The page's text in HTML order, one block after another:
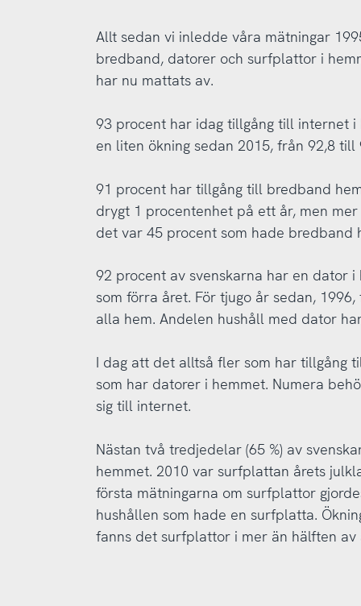
Allt sedan vi inledde våra mätningar
bredband, datorer och surfplattor i
har nu mattats av.
93 procent har idag tillgång till internet i
en liten ökning sedan 2015, från 92,8 till
91 procent har tillgång till bredband
drygt 1 procentenhet på ett år, men
det var 45 procent som hade bredband
92 procent av svenskarna har en dator
som förra året. För tjugo år sedan,
alla hem. Andelen hushåll med dator
I dag att det alltså fler som har tillgång
som har datorer i hemmet. Numera
sig till internet.
Nästan två tredjedelar (65 %) av
hemmet. 2010 var surfplattan årets
första mätningarna om surfplattor
hushållen som hade en surfplatta.
fanns det surfplattor i mer än hälften av